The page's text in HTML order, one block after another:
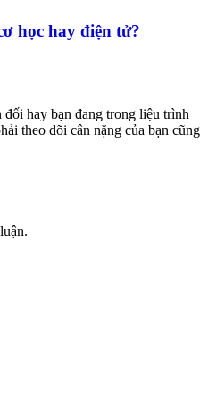
học hay điện tử?
hay bạn đang trong liệu trình
theo dõi cân nặng của bạn cũng